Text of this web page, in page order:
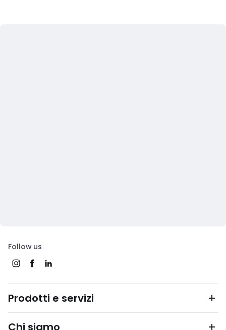
Follow us
Prodotti e servizi
Chi siamo